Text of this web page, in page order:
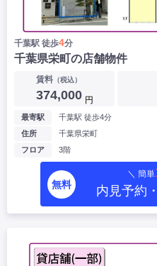
千葉駅 徒歩4分
千葉県栄町の店舗物件
賃料（税込）
374,000 円
最寄駅
千葉駅 徒歩4分
住所
千葉県栄町
フロア
3階
無料
＼ 簡単
内見予約